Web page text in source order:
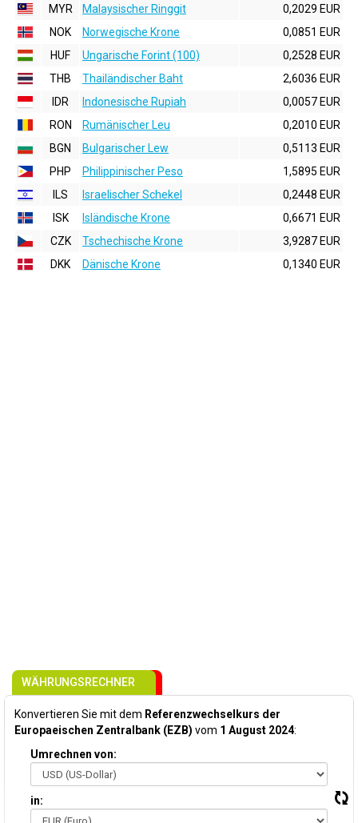
MYR
Malaysischer Ringgit
0,2029 EUR
NOK
Norwegische Krone
0,0851 EUR
HUF
Ungarische Forint (100)
0,2528 EUR
THB
Thailändischer Baht
2,6036 EUR
IDR
Indonesische Rupiah
0,0057 EUR
RON
Rumänischer Leu
0,2010 EUR
BGN
Bulgarischer Lew
0,5113 EUR
PHP
Philippinischer Peso
1,5895 EUR
ILS
Israelischer Schekel
0,2448 EUR
ISK
Isländische Krone
0,6671 EUR
CZK
Tschechische Krone
3,9287 EUR
DKK
Dänische Krone 0,1340 EUR
WÄHRUNGSRECHNER
Konvertieren Sie mit dem Referenzwechselkurs der
Europaeischen Zentralbank (EZB) vom 1 August 2024:
Umrechnen von:
in: